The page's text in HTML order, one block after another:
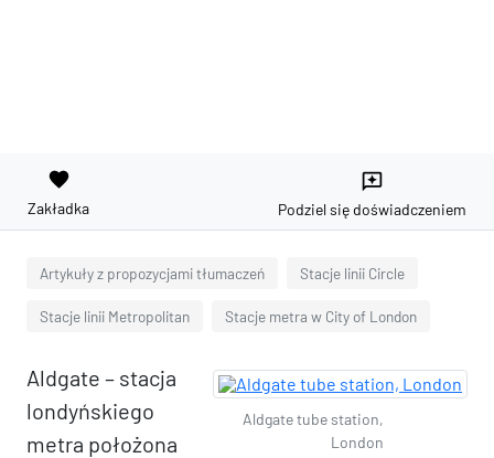
favorite
Zakładka
reviews
Podziel się doświadczeniem
Artykuły z propozycjami tłumaczeń Stacje linii Circle
Stacje linii Metropolitan Stacje metra w City of London
Aldgate tube station,
London
Aldgate – stacja
londyńskiego
metra położona